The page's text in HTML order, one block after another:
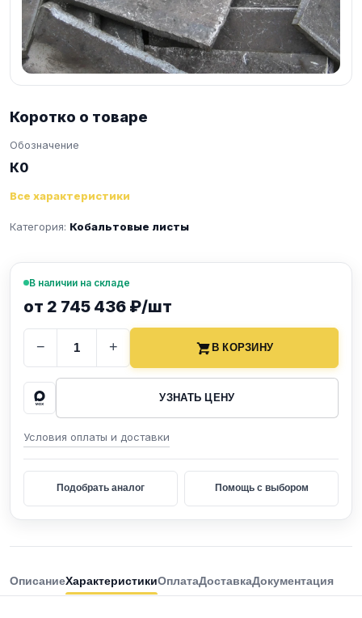
Коротко о товаре
Обозначение
К0
Все характеристики
Категория: Кобальтовые листы
В наличии на складе
от 2 745 436 ₽/шт
− + В КОРЗИНУ
УЗНАТЬ ЦЕНУ
Условия оплаты и доставки
Подобрать аналог Помощь с выбором
ОписаниеХарактеристикиОплатаДоставкаДокументация